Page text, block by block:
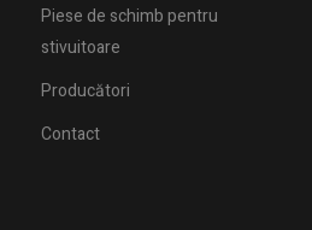
Piese de schimb pentru
stivuitoare
Producători
Contact